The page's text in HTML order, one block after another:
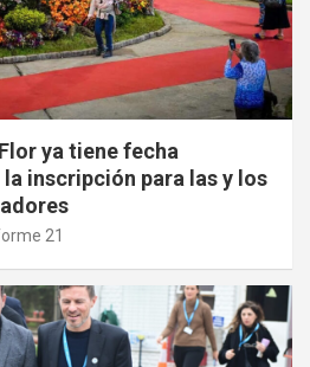
ya tiene fecha
inscripción para las y los
21